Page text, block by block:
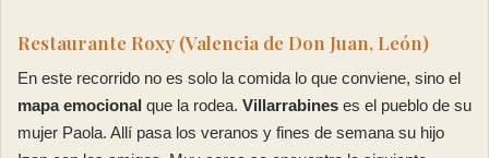
Restaurante Roxy (Valencia de Don Juan, León)
En este recorrido no es solo la comida lo que conviene, sino el
mapa emocional que la rodea. Villarrabines es el pueblo de su
mujer Paola. Allí pasa los veranos y fines de semana su hijo